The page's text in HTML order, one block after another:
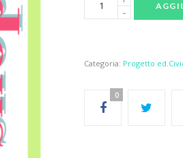
Categoria: Progetto
0